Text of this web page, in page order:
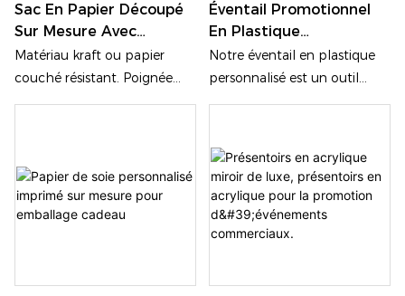
Sac En Papier Découpé
Sur Mesure Avec
Poignée Pour Emballage
De Vente Au Détail
Matériau kraft ou papier
couché résistant. Poignée
découpée intégrée pour un
en couleur disponibles.
Plusieurs formats et
épaisseurs au choix. Solution
vente au détail, les cadeaux
Éventail Promotionnel
En Plastique
Personnalisé
Notre éventail en plastique
personnalisé est un outil
marketing promotionnel
Grâce à sa grande surface
imprimable et à sa
conception intégrée et
résistante, il transforme un
simple accessoire
de promotion de marque